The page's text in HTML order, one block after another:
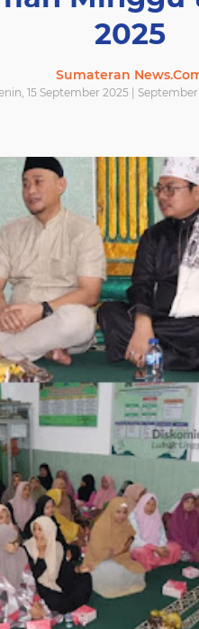
2025
Sumateran
15 September 2025 | September